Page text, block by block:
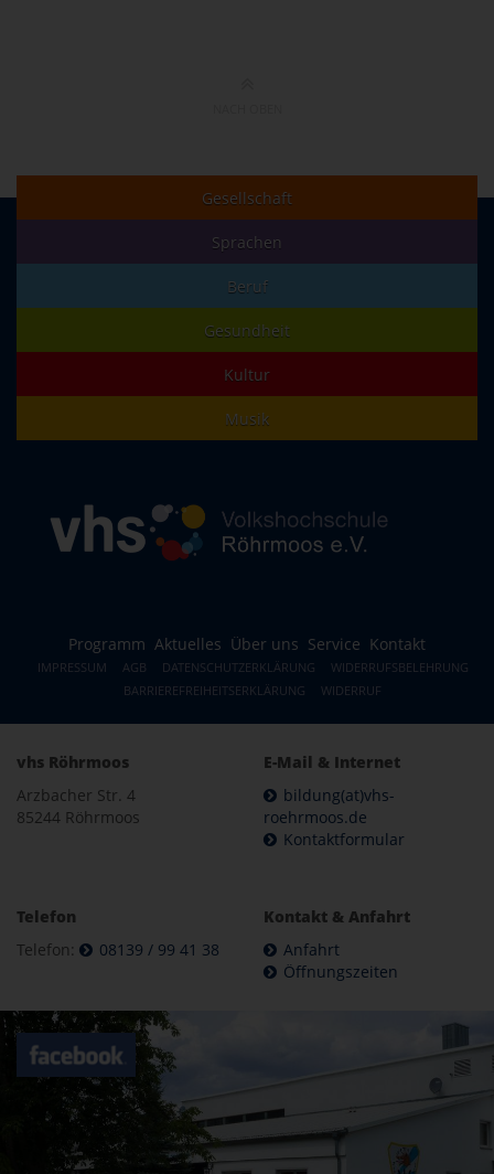
Gesellschaft
Sprachen
Beruf
Gesundheit
Kultur
Musik
Programm Aktuelles Über uns Service Kontakt
IMPRESSUM AGB DATENSCHUTZERKLÄRUNG
WIDERRUFSBELEHRUNG
BARRIEREFREIHEITSERKLÄRUNG
WIDERRUF
vhs Röhrmoos
Arzbacher Str. 4
85244 Röhrmoos
E-Mail & Internet
bildung(at)vhs-
roehrmoos.de
Kontaktformular
Telefon
Telefon:
08139 / 99 41 38
Kontakt & Anfahrt
Anfahrt
Öffnungszeiten